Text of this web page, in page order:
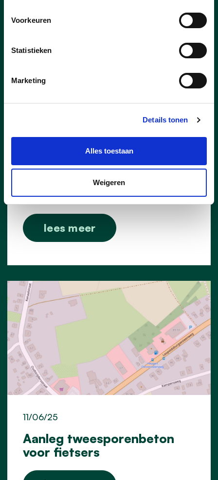
Voorkeuren
Statistieken
Marketing
Details tonen
Alles toestaan
Weigeren
Persconferentie -
BuitenBeenPop 2025
lees meer
Aanleg tweesporenbeton
voor fietsers
11/06/25